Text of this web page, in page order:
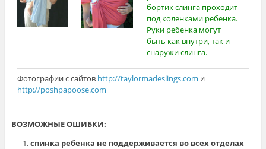
бортик слинга проходит
под коленками ребенка.
Руки ребенка могут
быть как внутри, так и
снаружи слинга.
Фотографии с сайтов http://taylormadeslings.com и
http://poshpapoose.com
ВОЗМОЖНЫЕ ОШИБКИ:
спинка ребенка не поддерживается во всех отделах